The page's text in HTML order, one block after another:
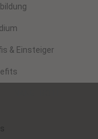
& Einsteiger